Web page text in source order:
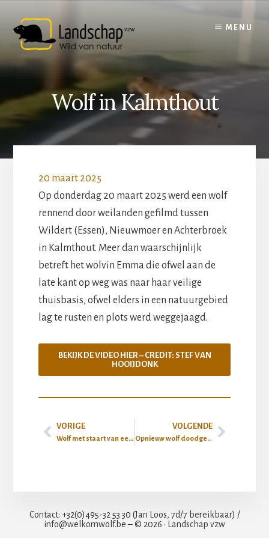
content
MENU
Wolf in Kalmthout
20 maart 2025
Op donderdag 20 maart 2025 werd een wolf
rennend door weilanden gefilmd tussen
Wildert (Essen), Nieuwmoer en Achterbroek
in Kalmthout. Meer dan waarschijnlijk
betreft het wolvin Emma die ofwel aan de
late kant op weg was naar haar veilige
thuisbasis, ofwel elders in een natuurgebied
lag te rusten en plots werd weggejaagd.
BEKIJK DE VIDEO HIER – CREDIT: STEF VAN
HOOIJDONK
VORIGE
Wolf met staart van eekhoorn
VOLGENDE
Opnieuw wolf doodgereden
Contact: +32(0)495-32 53 30 (Jan Loos, 7d/7 bereikbaar) /
info@welkomwolf.be – © 2026 · Landschap vzw